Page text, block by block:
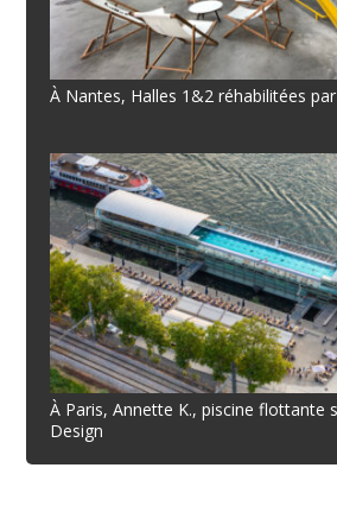
À Nantes, Halles 1&2 réhabilitées
À Paris, Annette K., piscine flottante
Design